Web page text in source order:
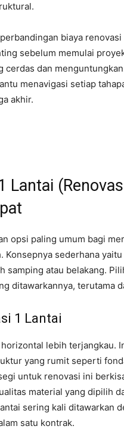
biaya
sebelum memulai
cerdas dan
menavigasi setiap
akhir.
Lantai
opsi paling umum bagi
Konsepnya sederhana
samping atau belakang.
ditawarkannya, terutama
1 Lantai
lebih terjangkau.
yang rumit seperti
untuk renovasi ini
material yang dipilih
sering kali ditawarkan
satu kontrak.